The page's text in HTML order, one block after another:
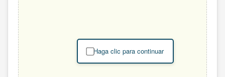
Haga clic para continuar